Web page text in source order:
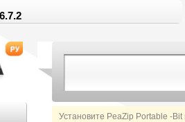
Установите PeaZip Portable -Bit